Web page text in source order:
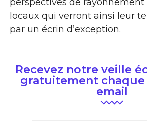
perspectives de rayonnement
locaux qui verront ainsi leur
par un écrin d’exception.
Recevez notre veille
gratuitement chaque
email